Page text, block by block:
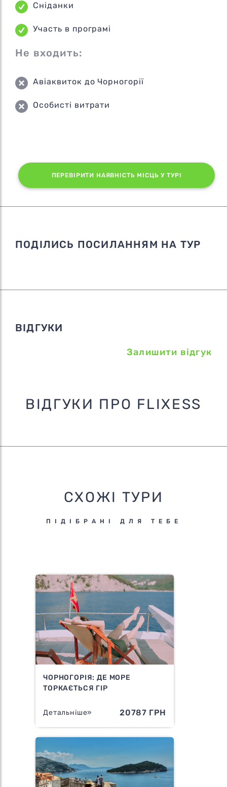
Сніданки
Участь в програмі
Не входить:
Авіаквиток до Чорногорії
Особисті витрати
ПЕРЕВІРИТИ НАЯВНІСТЬ МІСЦЬ У ТУРІ
ПОДІЛИСЬ ПОСИЛАННЯМ НА ТУР
ВІДГУКИ
Залишити відгук
ВІДГУКИ ПРО FLIXESS
СХОЖІ ТУРИ
ПІДІБРАНІ ДЛЯ ТЕБЕ
ЧОРНОГОРІЯ: ДЕ МОРЕ
ТОРКАЄТЬСЯ ГІР
Детальніше» 20787 ГРН